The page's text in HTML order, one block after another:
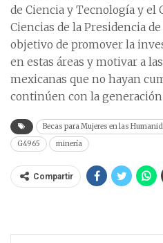
de Ciencia y Tecnología y el
Ciencias de la Presidencia
objetivo de promover la
en estas áreas y motivar a
mexicanas que no hayan
continúen con la
Becas para Mujeres en las
G4965
minería
Compartir